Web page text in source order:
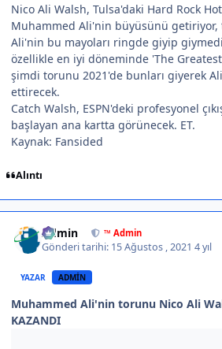
Nico Ali Walsh, Tulsa'daki Hard Rock
Muhammed Ali'nin büyüsünü getiriyor,
Ali'nin bu mayoları ringde giyip
özellikle en iyi döneminde 'The
şimdi torunu 2021'de bunları giyerek Ali
ettirecek.
Catch Walsh, ESPN'deki profesyonel
başlayan ana kartta görünecek. ET.
Kaynak: Fansided
Alıntı
Admin ™ Admin
Gönderi tarihi: 15 Ağustos , 20214 yıl
YAZAR ADMIN
Muhammed Ali'nin torunu Nico Ali
KAZANDI